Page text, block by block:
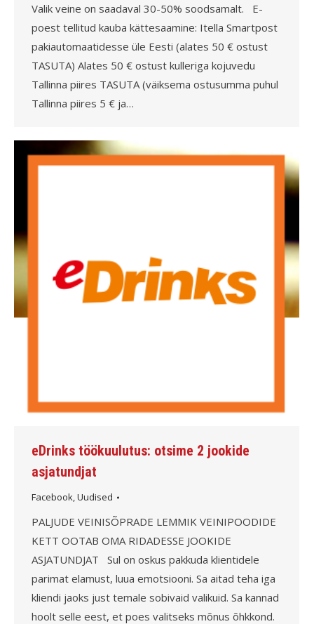
Valik veine on saadaval 30-50% soodsamalt. E-
poest tellitud kauba kättesaamine: Itella Smartpost
pakiautomaatidesse üle Eesti (alates 50 € ostust
TASUTA) Alates 50 € ostust kulleriga kojuvedu
Tallinna piires TASUTA (väiksema ostusumma puhul
Tallinna piires 5 € ja…
eDrinks töökuulutus: otsime 2 jookide
asjatundjat
Facebook,Uudised
PALJUDE VEINISÕPRADE LEMMIK VEINIPOODIDE
KETT OOTAB OMA RIDADESSE JOOKIDE
ASJATUNDJAT Sul on oskus pakkuda klientidele
parimat elamust, luua emotsiooni. Sa aitad teha iga
kliendi jaoks just temale sobivaid valikuid. Sa kannad
hoolt selle eest, et poes valitseks mõnus õhkkond.